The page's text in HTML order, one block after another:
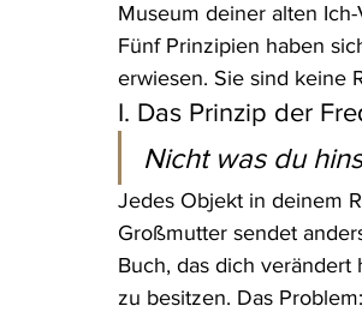
Museum deiner alten
Fünf Prinzipien haben
erwiesen. Sie sind keine
I. Das Prinzip der
Nicht was du
Jedes Objekt in deinem
Großmutter sendet
Buch, das dich verändert
zu besitzen. Das